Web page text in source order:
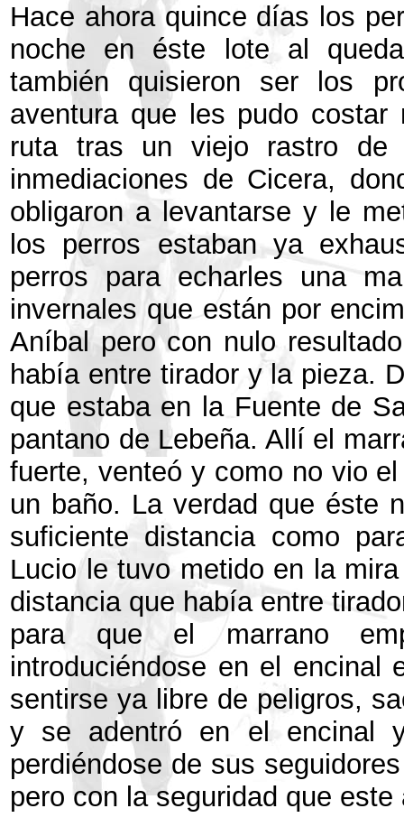
Hace ahora quince días los
noche en éste lote al
también quisieron ser los
aventura que les pudo costar
ruta tras un viejo rastro
inmediaciones de Cicera,
obligaron a levantarse y le
los perros estaban ya
perros para echarles una
invernales que están por
Aníbal pero con nulo
había entre tirador y la pieza.
que estaba en la Fuente de
pantano de Lebeña. Allí el
fuerte, venteó y como no vio
un baño. La verdad que éste
suficiente distancia como
Lucio le tuvo metido en la
distancia que había entre
para que el marrano
introduciéndose en el
sentirse ya libre de peligros,
y se adentró en el encinal
perdiéndose de sus
pero con la seguridad que